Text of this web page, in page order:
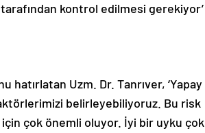
kontrol edilmesi gerekiyor’
Uzm. Dr. Tanrıver, ‘Yapay
belirleyebiliyoruz. Bu risk
çok önemli oluyor. İyi bir uyku çok